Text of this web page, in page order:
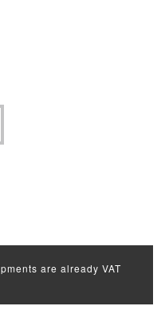
are already VAT